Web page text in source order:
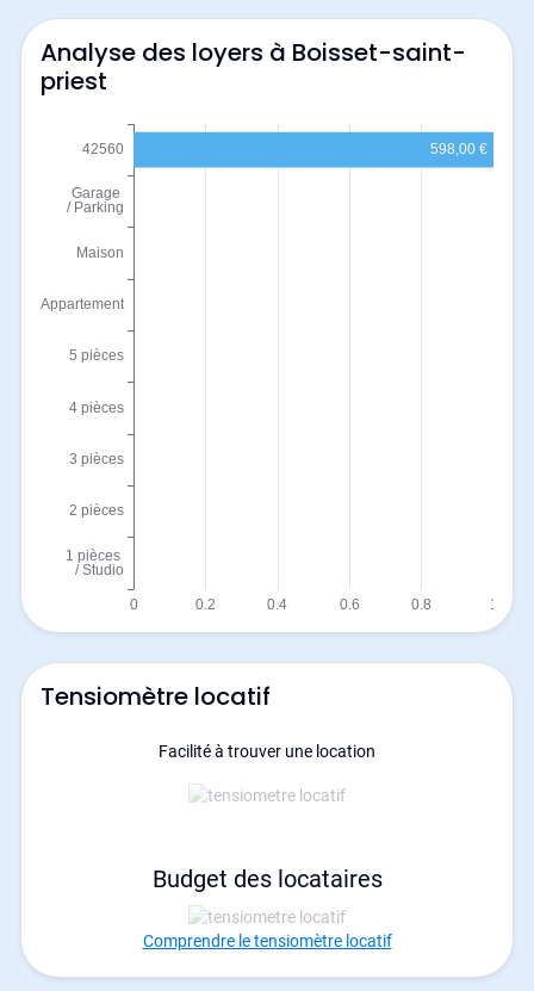
Analyse des loyers à Boisset-saint-
priest
Tensiomètre locatif
Facilité à trouver une location
Budget des locataires
Comprendre le tensiomètre locatif